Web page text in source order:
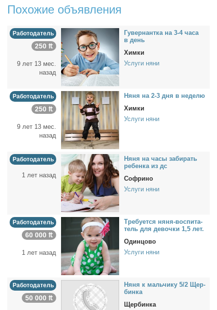
Похожие объявления
Работодатель
250 ₶
9 лет 13 мес.
назад
Гу­вер­нант­ка на 3-4 ча­са
в день
Химки
Услуги няни
Работодатель
250 ₶
9 лет 13 мес.
назад
Ня­ня на 2-3 дня в неде­лю
Химки
Услуги няни
Работодатель
1 лет назад
Ня­ня на ча­сы за­би­рать
ре­бен­ка из дс
Софрино
Услуги няни
Работодатель
60 000 ₶
1 лет назад
Тре­бу­ет­ся ня­ня-вос­пи­та­
тель для де­воч­ки 1,5 лет.
Одинцово
Услуги няни
Работодатель
50 000 ₶
Ня­ня к маль­чи­ку 5/2 Щер­
бин­ка
Щербинка